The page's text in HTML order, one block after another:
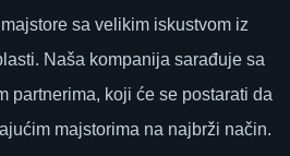
sa velikim iskustvom iz
Naša kompanija sarađuje sa
partnerima, koji će se postarati da
majstorima na najbrži način.